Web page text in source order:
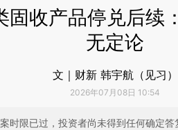
收产品停兑后续
无定论
文｜财新 韩宇航（见习）
2026年07月08日 10:54
时限已过，投资者尚未得到任何确定答